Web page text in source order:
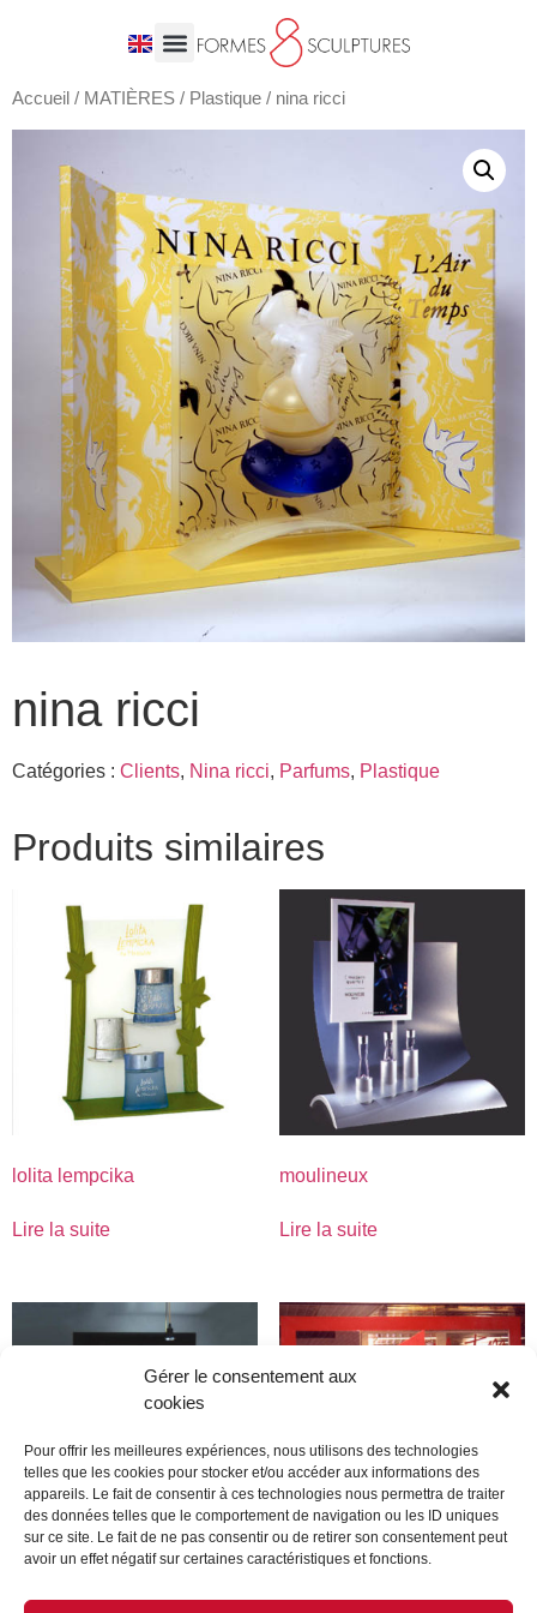
Gérer le consentement aux
cookies
Pour offrir les meilleures expériences, nous utilisons des technologies
telles que les cookies pour stocker et/ou accéder aux informations des
appareils. Le fait de consentir à ces technologies nous permettra de traiter
des données telles que le comportement de navigation ou les ID uniques
sur ce site. Le fait de ne pas consentir ou de retirer son consentement peut
avoir un effet négatif sur certaines caractéristiques et fonctions.
Accueil / MATIÈRES / Plastique / nina ricci
nina ricci
Catégories : Clients, Nina ricci, Parfums, Plastique
Produits similaires
lolita lempcika
Lire la suite
moulineux
Lire la suite